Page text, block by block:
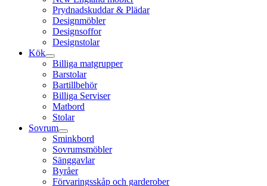
Prydnadskuddar & Plädar
Designmöbler
Designsoffor
Designstolar
Kök
Billiga matgrupper
Barstolar
Bartillbehör
Billiga Serviser
Matbord
Stolar
Sovrum
Sminkbord
Sovrumsmöbler
Sänggavlar
Byråer
Förvaringsskåp och garderober